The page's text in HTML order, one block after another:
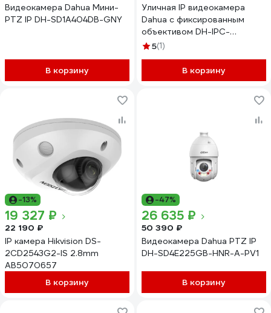
Видеокамера Dahua Мини-
PTZ IP DH-SD1A404DB-GNY
В корзину
Уличная IP видеокамера
Dahua с фиксированным
объективом DH-IPC-
HFW2449TLP-S-LED-0360B-
5(1)
В корзину
-13%
19 327 ₽
22 190 ₽
IP камера Hikvision DS-
2CD2543G2-IS 2.8mm
АВ5070657
В корзину
-47%
26 635 ₽
50 390 ₽
Видеокамера Dahua PTZ IP
DH-SD4E225GB-HNR-A-PV1
В корзину